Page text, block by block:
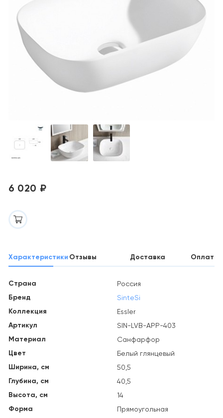
6 020 ₽
Характеристики Отзывы Доставка Оплата
Страна Россия
Бренд SinteSi
Коллекция Essler
Артикул SIN-LVB-APP-403
Материал Санфарфор
Цвет Белый глянцевый
Ширина, см 50,5
Глубина, см 40,5
Высота, см 14
Форма Прямоугольная